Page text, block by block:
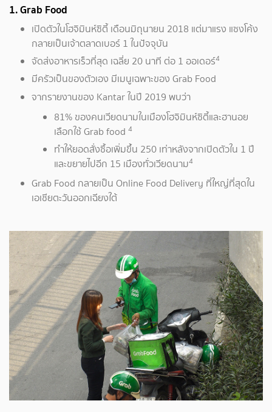
1. Grab Food
เปิดตัวในโฮจิมินห์ซิตี้ เดือนมิถุนายน 2018 แต่มาแรง แซงโค้ง
กลายเป็นเจ้าตลาดเบอร์ 1 ในปัจจุบัน
จัดส่งอาหารเร็วที่สุด เฉลี่ย 20 นาที ต่อ 1 ออเดอร์4
มีครัวเป็นของตัวเอง มีเมนูเฉพาะของ Grab Food
จากรายงานของ Kantar ในปี 2019 พบว่า
81% ของคนเวียดนามในเมืองโฮจิมินห์ซิตี้และฮานอย
เลือกใช้ Grab food 4
ทำให้ยอดสั่งซื้อเพิ่มขึ้น 250 เท่าหลังจากเปิดตัวใน 1 ปี
และขยายไปอีก 15 เมืองทั่วเวียดนาม4
Grab Food กลายเป็น Online Food Delivery ที่ใหญ่ที่สุดใน
เอเชียตะวันออกเฉียงใต้